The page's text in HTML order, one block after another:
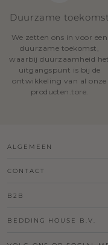
Duurzame toekomst
We zetten ons in voor een
duurzame toekomst,
waarbij duurzaamheid het
uitgangspunt is bij de
ontwikkeling van al onze
producten.tore.
ALGEMEEN
CONTACT
B2B
BEDDING HOUSE B.V.